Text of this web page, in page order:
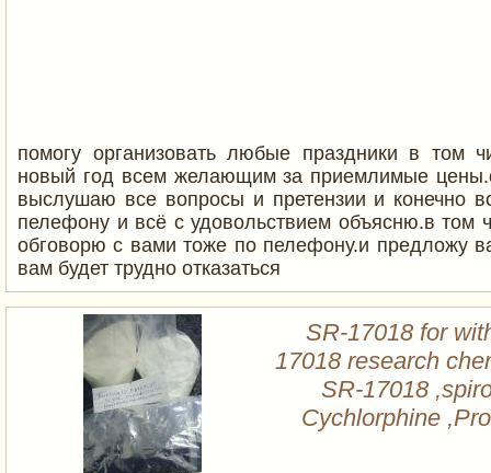
помогу организовать любые праздники в том
новый год всем желающим за приемлимые
выслушаю все вопросы и претензии и конечно
пелефону и всё с удовольствием объясню.в том
обговорю с вами тоже по пелефону.и предложу
вам будет трудно отказаться
SR-17018 for
17018 research
SR-17018
Cychlorphine